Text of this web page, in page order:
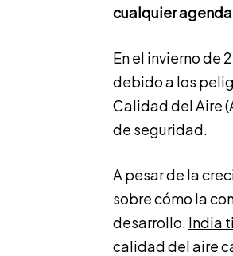
cualquier
En el invierno de
debido a los
Calidad del Aire
de seguridad.
A pesar de la
sobre cómo la
desarrollo. India
calidad del aire